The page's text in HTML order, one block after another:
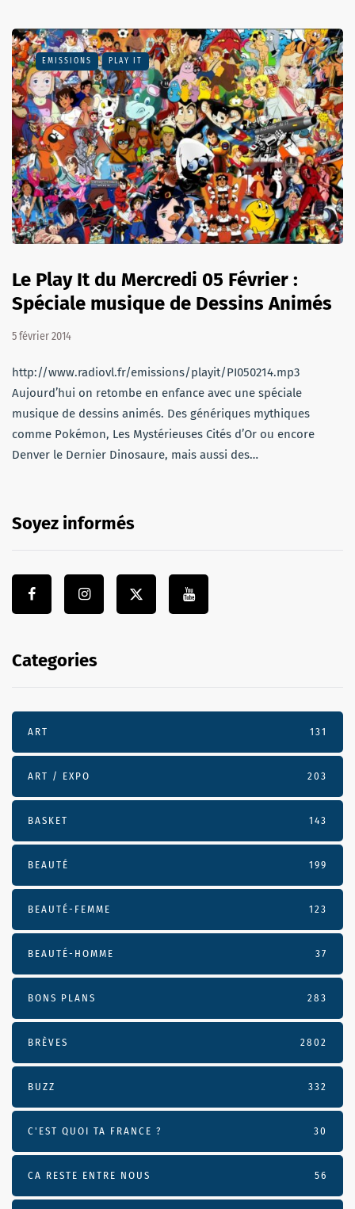
EMISSIONS PLAY IT
Le Play It du Mercredi 05 Février :
Spéciale musique de Dessins Animés
5 février 2014
http://www.radiovl.fr/emissions/playit/PI050214.mp3
Aujourd’hui on retombe en enfance avec une spéciale
musique de dessins animés. Des génériques mythiques
comme Pokémon, Les Mystérieuses Cités d’Or ou encore
Denver le Dernier Dinosaure, mais aussi des…
Soyez informés
Categories
ART 131
ART / EXPO 203
BASKET 143
BEAUTÉ 199
BEAUTÉ-FEMME 123
BEAUTÉ-HOMME 37
BONS PLANS 283
BRÈVES 2802
BUZZ 332
C'EST QUOI TA FRANCE ? 30
CA RESTE ENTRE NOUS 56